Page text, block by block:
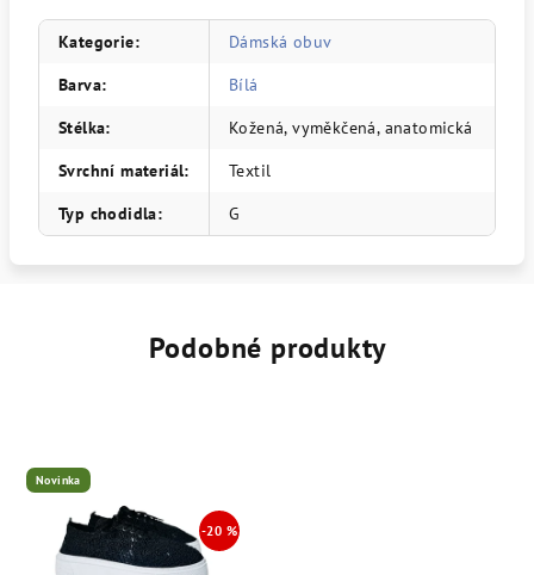
Kategorie:
Dámská obuv
Barva:
Bílá
Stélka:
Kožená, vyměkčená, anatomická
Svrchní materiál:
Textil
Typ chodidla: G
Podobné produkty
Novinka